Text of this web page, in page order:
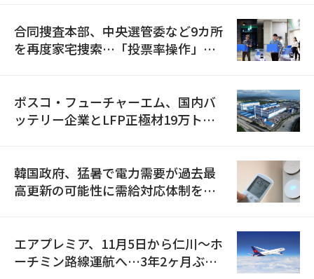
合同捜査本部、中央選管委など9カ所
を再度家宅捜索…「投票率操作」の
ポスコ・フューチャーエム、国内バ
ッテリー企業とLFP正極材19万トン
韓国政府、猛暑で電力需要が過去最
高更新の可能性に需給対応体制を点
エアプレミア、11月5日から仁川〜ホ
ーチミン路線運航へ…3年2ヶ月ぶり